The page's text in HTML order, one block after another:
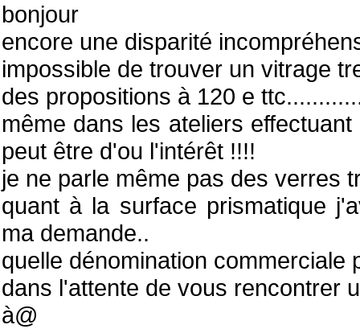
bonjour
encore une disparité
impossible de trouver un vitrage
des propositions à 120 e
même dans les ateliers
peut être d'ou l'intérêt !!!!
je ne parle même pas des verres
quant à la surface prismatique
ma demande..
quelle dénomination
dans l'attente de vous rencontrer
à@